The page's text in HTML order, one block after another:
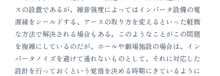
スの設置であるが、雑音強度によってはインバータ設備の電
源線をシールドする、アースの取り方を変えるといった軽微
な方法で解決される場合もある。このようなことがこの問題
を複雑にしているのだが、ホールや劇場施設の場合は、イン
バータノイズを避けて通れないものとして、それに対応した
設計を行っておくという覚悟を決める時期にきているように